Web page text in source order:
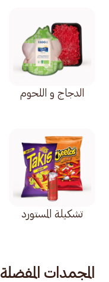
الدجاج و اللحوم
تشكيلة المستورد
المجمدات المفضلة